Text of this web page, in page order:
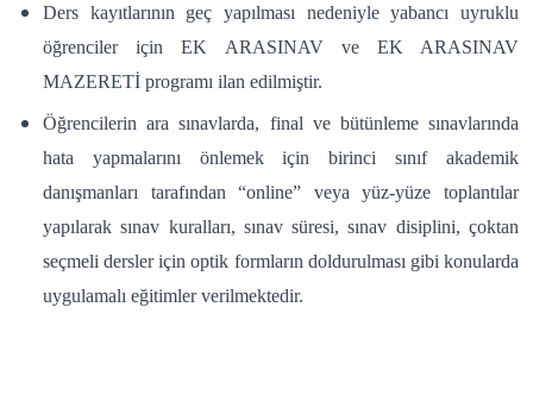
Ders kayıtlarının geç yapılması nedeniyle yabancı uyruklu
öğrenciler için EK ARASINAV ve EK ARASINAV
MAZERETİ programı ilan edilmiştir.
Öğrencilerin ara sınavlarda, final ve bütünleme sınavlarında
hata yapmalarını önlemek için birinci sınıf akademik
danışmanları tarafından “online” veya yüz-yüze toplantılar
yapılarak sınav kuralları, sınav süresi, sınav disiplini, çoktan
seçmeli dersler için optik formların doldurulması gibi konularda
uygulamalı eğitimler verilmektedir.